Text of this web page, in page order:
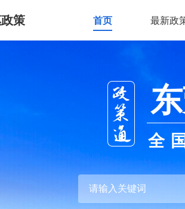
策 首页 最新政
全